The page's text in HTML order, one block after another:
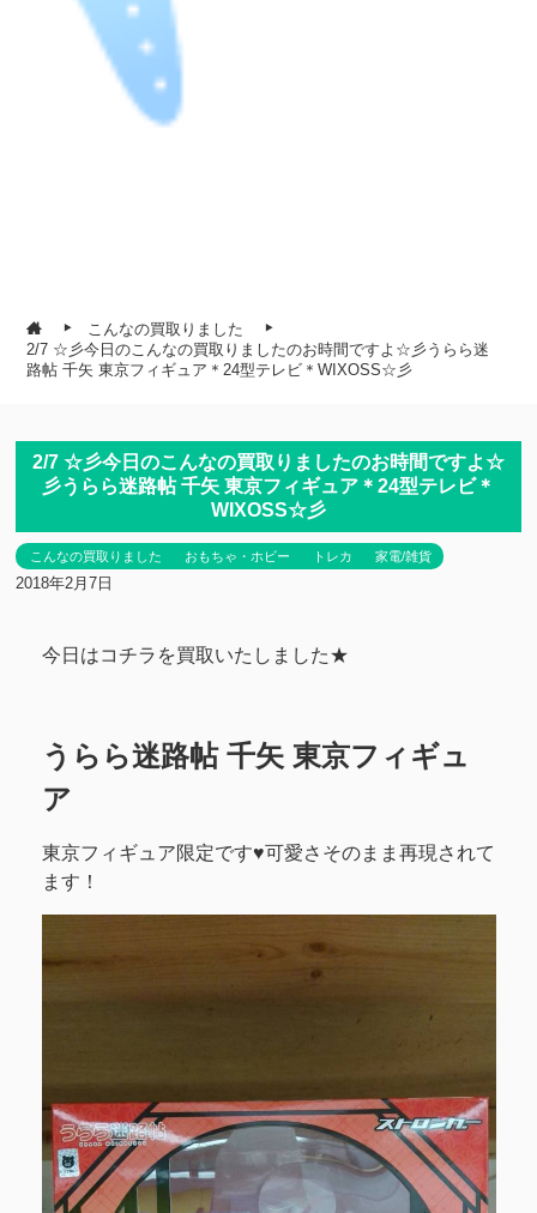
こんなの買取りました
2/7 ☆彡今日のこんなの買取りましたのお時間ですよ☆彡うらら迷
路帖 千矢 東京フィギュア＊24型テレビ＊WIXOSS☆彡
2/7 ☆彡今日のこんなの買取りましたのお時間ですよ☆
彡うらら迷路帖 千矢 東京フィギュア＊24型テレビ＊
WIXOSS☆彡
こんなの買取りました おもちゃ・ホビー トレカ 家電/雑貨
2018年2月7日
今日はコチラを買取いたしました★
うらら迷路帖 千矢 東京フィギュ
ア
東京フィギュア限定です♥可愛さそのまま再現されて
ます！